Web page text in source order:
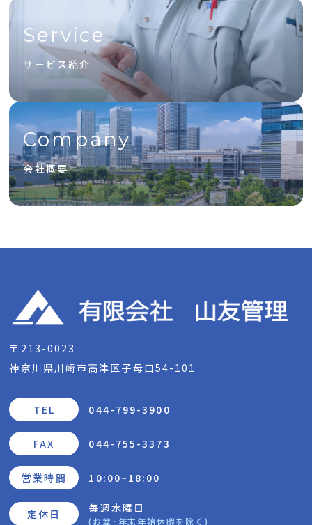
Service
サービス紹介
Company
会社概要
〒213-0023
神奈川県川崎市高津区子母口54-101
TEL 044-799-3900
FAX 044-755-3373
営業時間 10:00~18:00
定休日 毎週水曜日
(お盆·年末年始休暇を除く)